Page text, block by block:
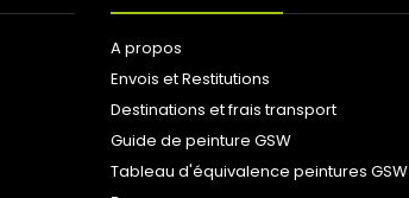
A propos
Envois et Restitutions
Destinations et frais transport
Guide de peinture GSW
Tableau d'équivalence peintures GSW